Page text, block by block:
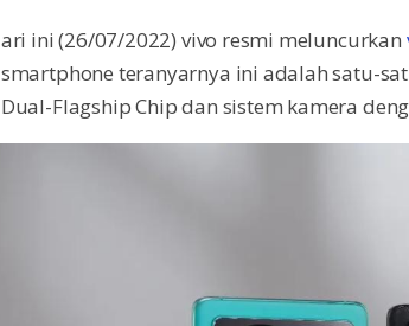
ari ini (26/07/2022) vivo resmi meluncurkan
smartphone teranyarnya ini adalah satu-
Dual-Flagship Chip dan sistem kamera